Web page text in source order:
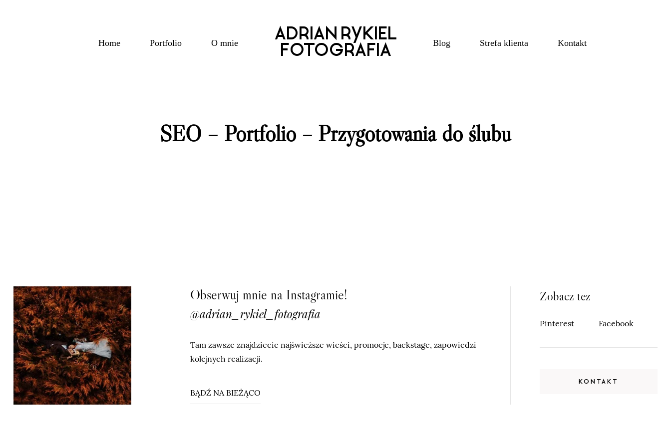
Home Portfolio O mnie
ADRIAN RYKIEL
FOTOGRAFIA
Blog Strefa klienta Kontakt
SEO – Portfolio – Przygotowania do ślubu
Obserwuj mnie na Instagramie!
@adrian_rykiel_fotografia
Tam zawsze znajdziecie najświeższe wieści, promocje, backstage, zapowiedzi
kolejnych realizacji.
BĄDŹ NA BIEŻĄCO
Zobacz tez
Pinterest Facebook
KONTAKT